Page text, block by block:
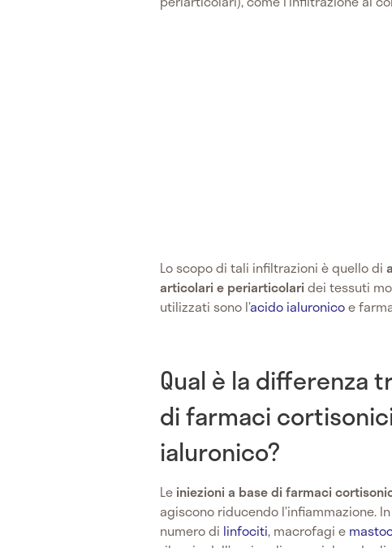
Lo scopo di tali infiltrazioni è quello di
articolari e periarticolaridei tessuti
utilizzati sono l’acido ialuronicoe
Qual è la differenza
di farmaci
ialuronico?
Le iniezioni a base di farmaci
agiscono riducendo l’infiammazione.
numero di linfociti, macrofagi e